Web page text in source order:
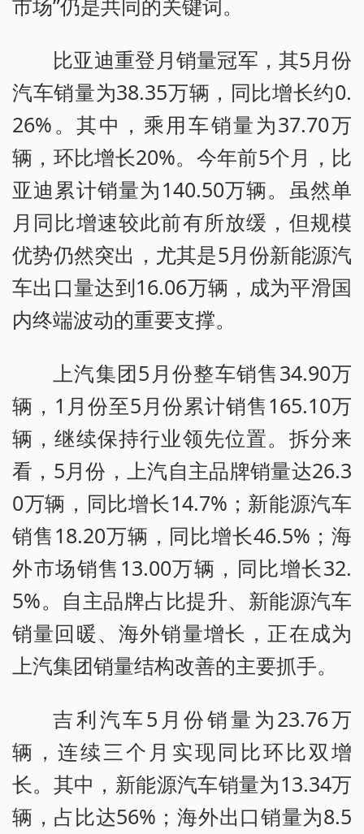
市场”仍是共同的关键词。
比亚迪重登月销量冠军，其5月份
汽车销量为38.35万辆，同比增长约0.
26%。其中，乘用车销量为37.70万
辆，环比增长20%。今年前5个月，比
亚迪累计销量为140.50万辆。虽然单
月同比增速较此前有所放缓，但规模
优势仍然突出，尤其是5月份新能源汽
车出口量达到16.06万辆，成为平滑国
内终端波动的重要支撑。
上汽集团5月份整车销售34.90万
辆，1月份至5月份累计销售165.10万
辆，继续保持行业领先位置。拆分来
看，5月份，上汽自主品牌销量达26.3
0万辆，同比增长14.7%；新能源汽车
销售18.20万辆，同比增长46.5%；海
外市场销售13.00万辆，同比增长32.
5%。自主品牌占比提升、新能源汽车
销量回暖、海外销量增长，正在成为
上汽集团销量结构改善的主要抓手。
吉利汽车5月份销量为23.76万
辆，连续三个月实现同比环比双增
长。其中，新能源汽车销量为13.34万
辆，占比达56%；海外出口销量为8.5